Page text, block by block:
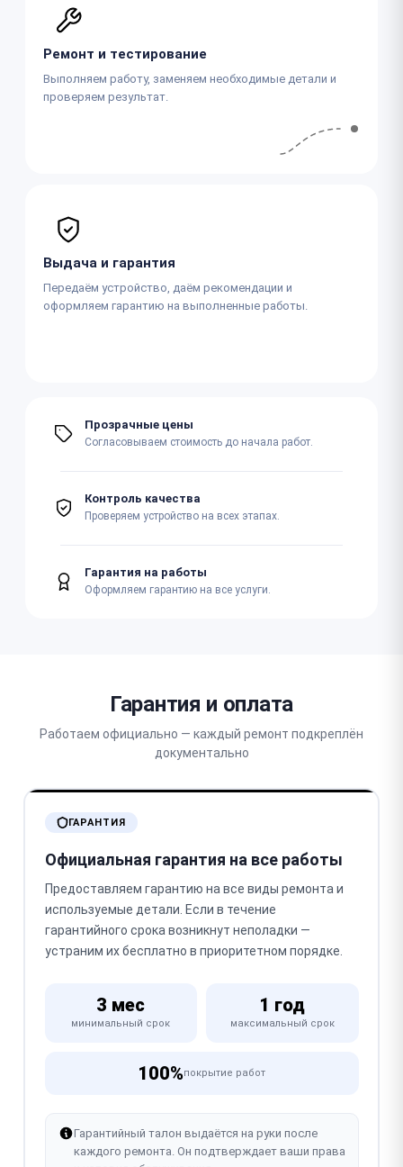
Ремонт и тестирование
Выполняем работу, заменяем необходимые детали и
проверяем результат.
Выдача и гарантия
Передаём устройство, даём рекомендации и
оформляем гарантию на выполненные работы.
Прозрачные цены
Согласовываем стоимость до начала работ.
Контроль качества
Проверяем устройство на всех этапах.
Гарантия на работы
Оформляем гарантию на все услуги.
Гарантия и оплата
Работаем официально — каждый ремонт подкреплён
документально
ГАРАНТИЯ
Официальная гарантия на все работы
Предоставляем гарантию на все виды ремонта и
используемые детали. Если в течение
гарантийного срока возникнут неполадки —
устраним их бесплатно в приоритетном порядке.
3 мес
минимальный срок
1 год
максимальный срок
100%покрытие работ
Гарантийный талон выдаётся на руки после
каждого ремонта. Он подтверждает ваши права